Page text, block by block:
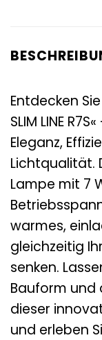
Entdecken
SLIM LINE
Eleganz,
Lichtqualität.
Lampe mit 7
warmes,
gleichzeitig
senken.
Bauform und
dieser
und erleben